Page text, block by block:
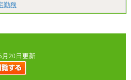
勤務
月20日更新